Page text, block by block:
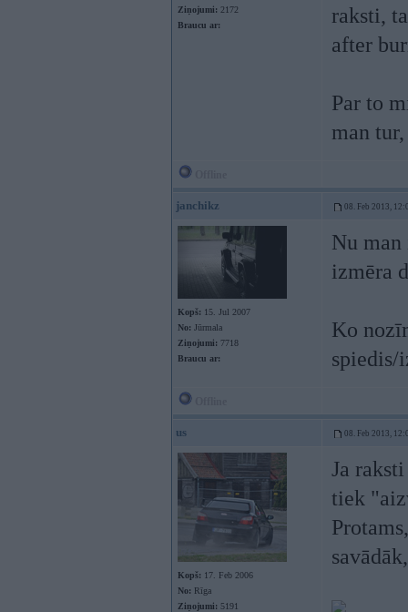
Ziņojumi: 2172
Braucu ar:
raksti,
after
Par to
man
janchikz 08. Feb 2013,
Kopš: 15. Jul 2007
No: Jūrmala
Ziņojumi: 7718
Braucu ar:
Nu
izmēra
Ko
spiedis/
us 08. Feb 2013,
Kopš: 17. Feb 2006
No: Rīga
Ziņojumi: 5191
Ja
tiek